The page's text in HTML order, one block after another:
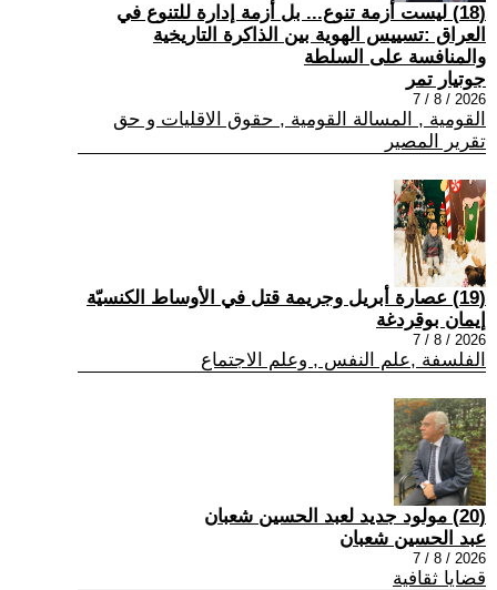
(18) ليست أزمة تنوع... بل أزمة إدارة للتنوع في
العراق :تسييس الهوية بين الذاكرة التاريخية
والمنافسة على السلطة
جوتيار تمر
2026 / 8 / 7
القومية , المسالة القومية , حقوق الاقليات و حق
تقرير المصير
(19) عصارة أبريل وجريمة قتل في الأوساط الكنسيّة
إيمان بوقردغة
2026 / 8 / 7
الفلسفة ,علم النفس , وعلم الاجتماع
(20) مولود جديد لعبد الحسين شعبان
عبد الحسين شعبان
2026 / 8 / 7
قضايا ثقافية